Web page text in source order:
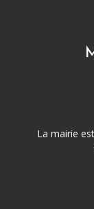
La mairie